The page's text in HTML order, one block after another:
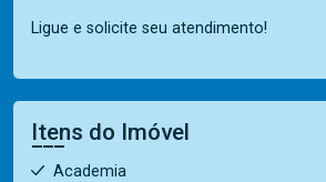
Ligue e solicite seu atendimento!
Itens do Imóvel
Academia